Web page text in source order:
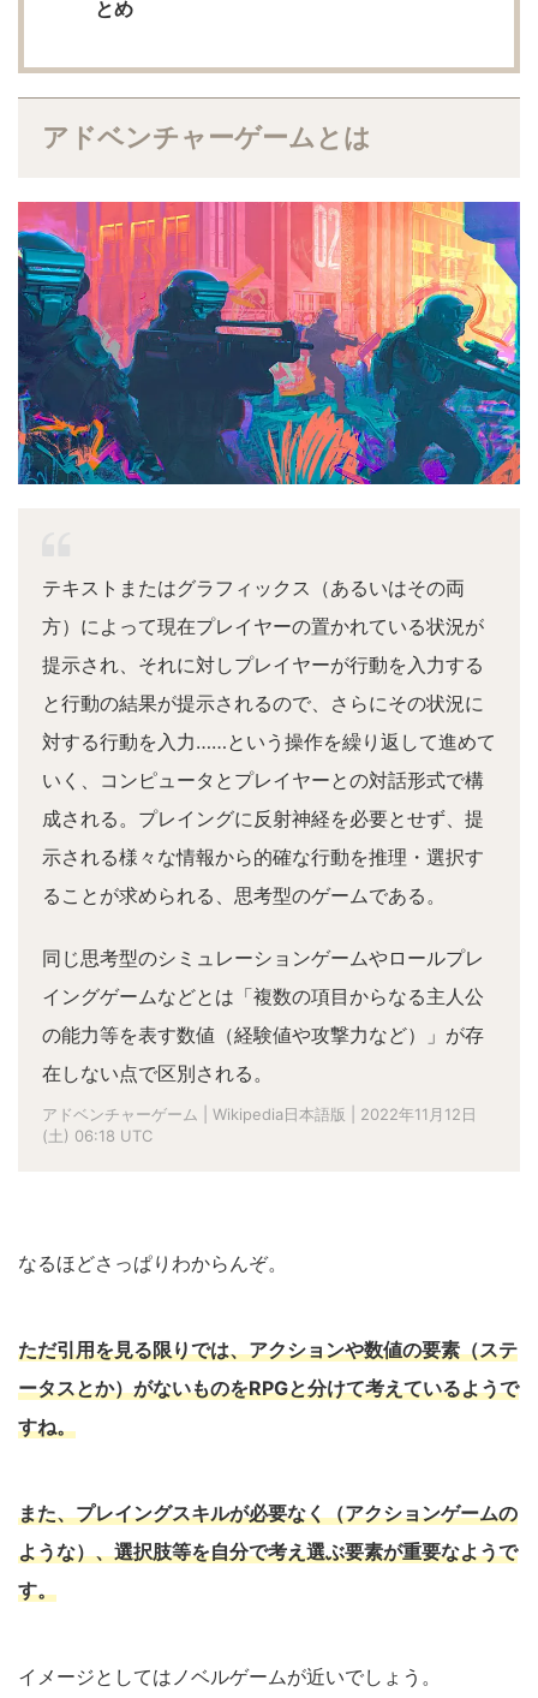
とめ
アドベンチャーゲームとは
テキストまたはグラフィックス（あるいはその両
方）によって現在プレイヤーの置かれている状況が
提示され、それに対しプレイヤーが行動を入力する
と行動の結果が提示されるので、さらにその状況に
対する行動を入力……という操作を繰り返して進めて
いく、コンピュータとプレイヤーとの対話形式で構
成される。プレイングに反射神経を必要とせず、提
示される様々な情報から的確な行動を推理・選択す
ることが求められる、思考型のゲームである。
同じ思考型のシミュレーションゲームやロールプレ
イングゲームなどとは「複数の項目からなる主人公
の能力等を表す数値（経験値や攻撃力など）」が存
在しない点で区別される。
アドベンチャーゲーム | Wikipedia日本語版 | 2022年11月12日
(土) 06:18 UTC
なるほどさっぱりわからんぞ。
ただ引用を見る限りでは、アクションや数値の要素（ステ
ータスとか）がないものをRPGと分けて考えているようで
すね。
また、プレイングスキルが必要なく（アクションゲームの
ような）、選択肢等を自分で考え選ぶ要素が重要なようで
す。
イメージとしてはノベルゲームが近いでしょう。